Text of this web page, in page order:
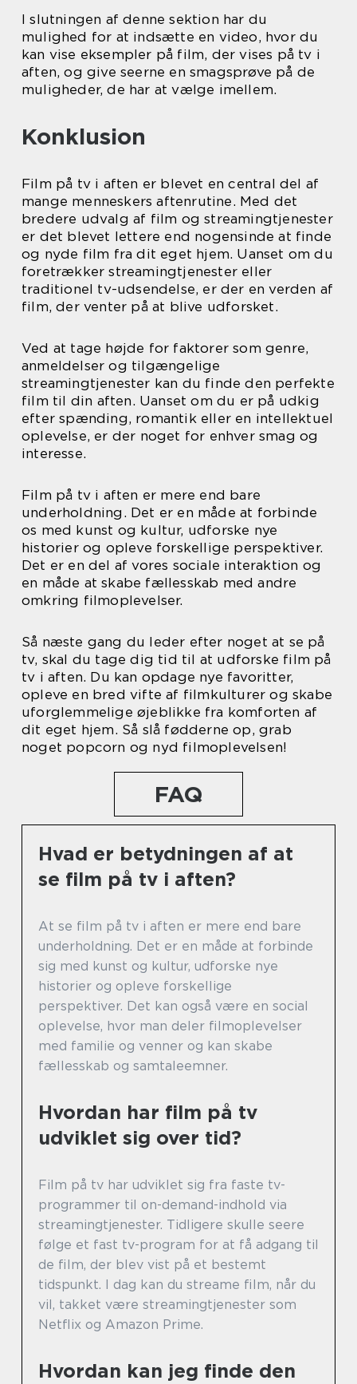
I slutningen af denne sektion har du
mulighed for at indsætte en video, hvor du
kan vise eksempler på film, der vises på tv i
aften, og give seerne en smagsprøve på de
muligheder, de har at vælge imellem.
Konklusion
Film på tv i aften er blevet en central del af
mange menneskers aftenrutine. Med det
bredere udvalg af film og streamingtjenester
er det blevet lettere end nogensinde at finde
og nyde film fra dit eget hjem. Uanset om du
foretrækker streamingtjenester eller
traditionel tv-udsendelse, er der en verden af
film, der venter på at blive udforsket.
Ved at tage højde for faktorer som genre,
anmeldelser og tilgængelige
streamingtjenester kan du finde den perfekte
film til din aften. Uanset om du er på udkig
efter spænding, romantik eller en intellektuel
oplevelse, er der noget for enhver smag og
interesse.
Film på tv i aften er mere end bare
underholdning. Det er en måde at forbinde
os med kunst og kultur, udforske nye
historier og opleve forskellige perspektiver.
Det er en del af vores sociale interaktion og
en måde at skabe fællesskab med andre
omkring filmoplevelser.
Så næste gang du leder efter noget at se på
tv, skal du tage dig tid til at udforske film på
tv i aften. Du kan opdage nye favoritter,
opleve en bred vifte af filmkulturer og skabe
uforglemmelige øjeblikke fra komforten af
dit eget hjem. Så slå fødderne op, grab
noget popcorn og nyd filmoplevelsen!
FAQ
Hvad er betydningen af at
se film på tv i aften?
At se film på tv i aften er mere end bare
underholdning. Det er en måde at forbinde
sig med kunst og kultur, udforske nye
historier og opleve forskellige
perspektiver. Det kan også være en social
oplevelse, hvor man deler filmoplevelser
med familie og venner og kan skabe
fællesskab og samtaleemner.
Hvordan har film på tv
udviklet sig over tid?
Film på tv har udviklet sig fra faste tv-
programmer til on-demand-indhold via
streamingtjenester. Tidligere skulle seere
følge et fast tv-program for at få adgang til
de film, der blev vist på et bestemt
tidspunkt. I dag kan du streame film, når du
vil, takket være streamingtjenester som
Netflix og Amazon Prime.
Hvordan kan jeg finde den